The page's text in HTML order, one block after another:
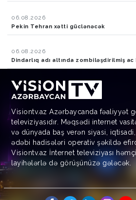
06.08.2026
Pekin Tehran xətti güclənəcək
06.08.2026
Dindarlıq adı altında zombiləşdirilmiş
Visiontv.az Azərbaycanda fəaliyyət
televiziyasıdır. Məqsədi internet
və dünyada baş verən siyasi,
ədəbi hadisələri operativ şəkildə
Visiontv.az İnternet televiziyası
layihələrlə də görüşünüzə gələcək.